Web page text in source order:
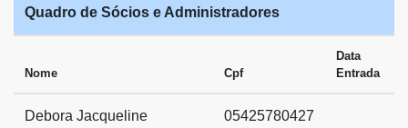
Quadro de Sócios e Administradores
Nome Cpf
Data
Entrada
Debora Jacqueline
05425780427